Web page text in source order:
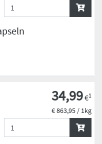
34,99€1
€ 863,95 / 1kg